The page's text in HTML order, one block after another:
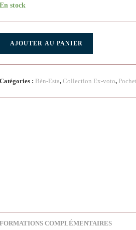
En stock
AJOUTER AU PANIER
Catégories : Bèn-Esta, Collection Ex-voto,
COMPLÉMENTAIRES